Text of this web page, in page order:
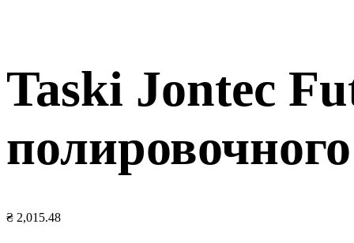
Taski Jontec
₴ 2,015.48